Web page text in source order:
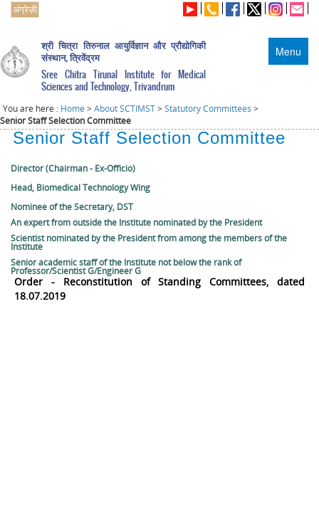
अंग्रेज़ी
Menu
श्री चित्रा तिरुनाल आयुर्विज्ञान और प्रौद्योगिकी
संस्थान, त्रिवेंद्रम
Sree Chitra Tirunal Institute for Medical
Sciences and Technology, Trivandrum
You are here : Home >About SCTIMST>Statutory Committees >
Senior Staff Selection Committee
Senior Staff Selection Committee
Director (Chairman - Ex-Officio)
Head, Biomedical Technology Wing
Nominee of the Secretary, DST
An expert from outside the Institute nominated by the President
Scientist nominated by the President from among the members of the
Institute
Senior academic staff of the Institute not below the rank of
Professor/Scientist G/Engineer G
Order - Reconstitution of Standing Committees, dated
18.07.2019